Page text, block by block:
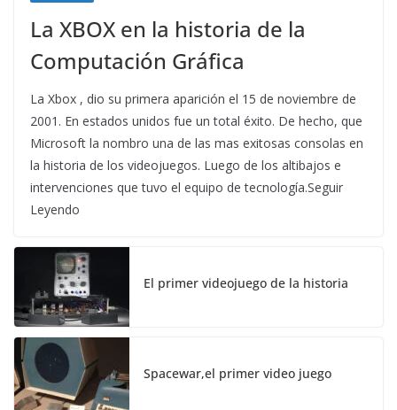
La XBOX en la historia de la
Computación Gráfica
La Xbox , dio su primera aparición el 15 de noviembre de
2001. En estados unidos fue un total éxito. De hecho, que
Microsoft la nombro una de las mas exitosas consolas en
la historia de los videojuegos. Luego de los altibajos e
intervenciones que tuvo el equipo de tecnología.Seguir
Leyendo
El primer videojuego de la historia
Spacewar,el primer video juego